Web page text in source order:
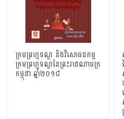
ក្រមព្រហ្មទណ្ឌ និងវិសោធនកម្ម
ក្រមព្រហ្មទណ្ឌនៃព្រះរាជណាចក្រ
កម្ពុជា ឆ្នាំ២០១៨